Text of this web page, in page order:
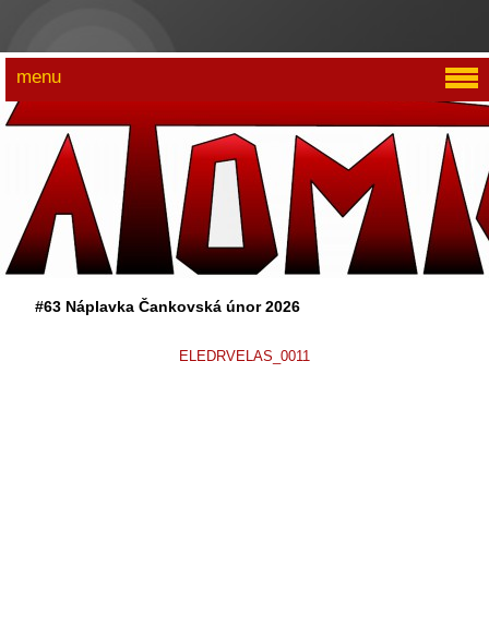
#63 Náplavka Čankovská únor 2026
ELEDRVELAS_0011
menu